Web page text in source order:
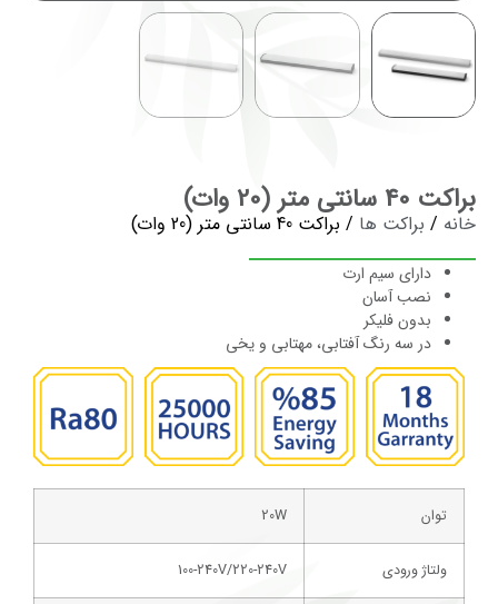
براکت 40 سانتی متر (20 وات)
خانه / براکت ها / براکت 40 سانتی متر (20 وات)
دارای سیم ارت
نصب آسان
بدون فلیکر
در سه رنگ آفتابی، مهتابی و یخی
توان 20W
ولتاژ ورودی 100-240V/220-240V